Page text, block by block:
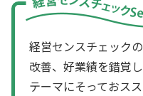
経営センスチェック
改善、好業績を錯覚
テーマにそっておス